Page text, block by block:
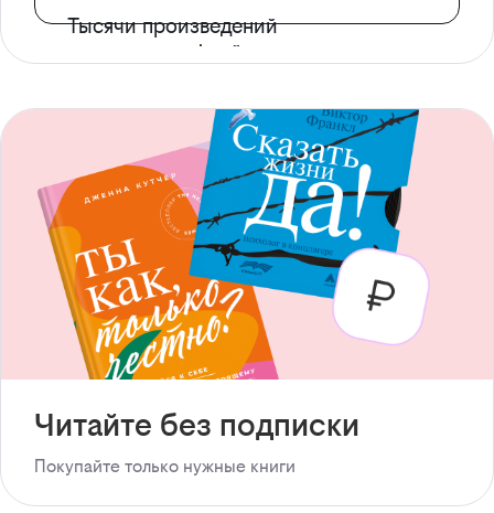
Тысячи произведений
с доступом офлайн
Читайте без подписки
Покупайте только нужные книги